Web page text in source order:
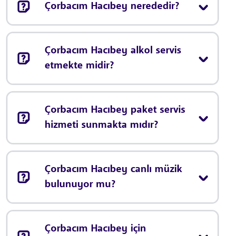
Çorbacım Hacıbey nerededir?
Çorbacım Hacıbey alkol servis
etmekte midir?
Çorbacım Hacıbey paket servis
hizmeti sunmakta mıdır?
Çorbacım Hacıbey canlı müzik
bulunuyor mu?
Çorbacım Hacıbey için